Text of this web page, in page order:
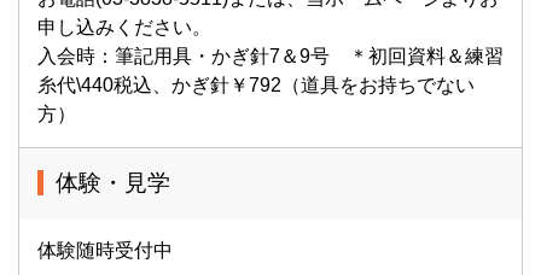
申し込みください。
入会時：筆記用具・かぎ針7＆9号 ＊初回資料＆練習
糸代\440税込、かぎ針￥792（道具をお持ちでない
方）
体験・見学
体験随時受付中